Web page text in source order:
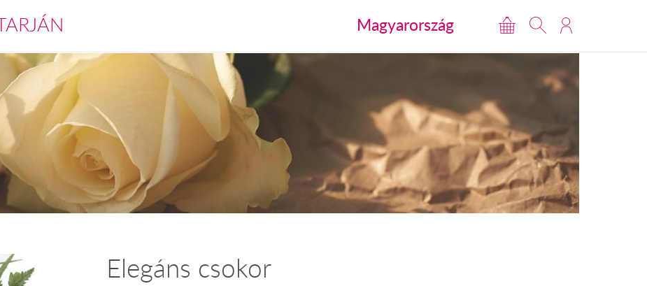
Magyarország
Elegáns csokor